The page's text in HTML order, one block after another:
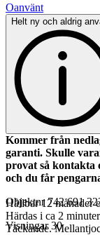
Oanvänt
Helt ny och aldrig
Kommer från
garanti. Skulle
provat så kontakta
och du får
Hållbar 12 månader
Härdas i ca 2
Täckande.
Objektnr 742 691
Visningar 30